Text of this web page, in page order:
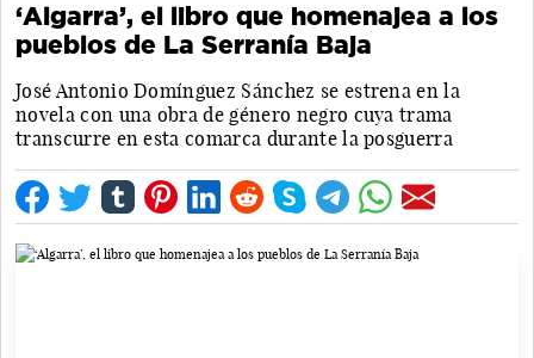
‘Algarra’, el libro que homenajea a los
pueblos de La Serranía Baja
José Antonio Domínguez Sánchez se estrena en la
novela con una obra de género negro cuya trama
transcurre en esta comarca durante la posguerra